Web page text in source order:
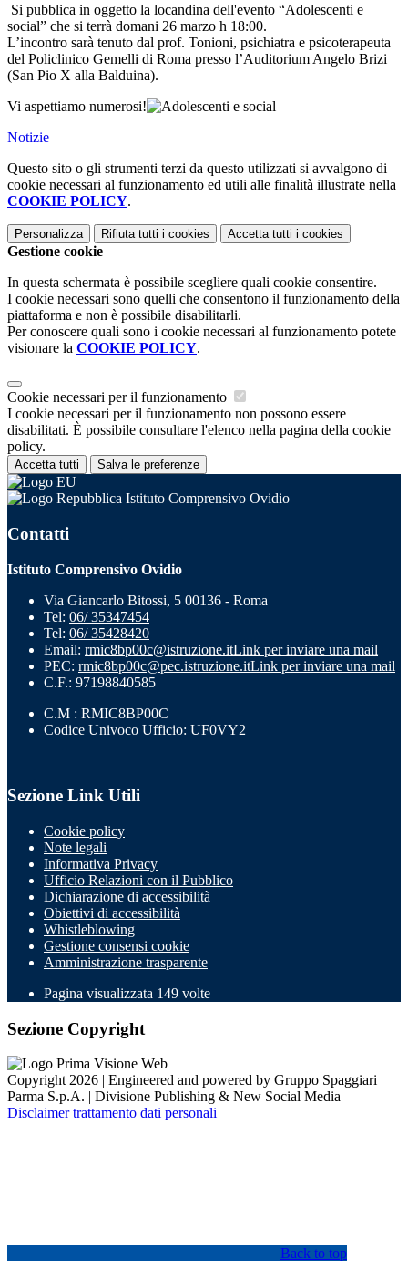
Si pubblica in oggetto la locandina dell'evento “Adolescenti e
social” che si terrà domani 26 marzo h 18:00.
L’incontro sarà tenuto dal prof. Tonioni, psichiatra e psicoterapeuta
del Policlinico Gemelli di Roma presso l’Auditorium Angelo Brizi
(San Pio X alla Balduina).
Vi aspettiamo numerosi!
Notizie
Questo sito o gli strumenti terzi da questo utilizzati si avvalgono di
cookie necessari al funzionamento ed utili alle finalità illustrate nella
COOKIE POLICY.
Personalizza Rifiuta tutti i cookies Accetta tutti i cookies
Gestione cookie
In questa schermata è possibile scegliere quali cookie consentire.
I cookie necessari sono quelli che consentono il funzionamento della
piattaforma e non è possibile disabilitarli.
Per conoscere quali sono i cookie necessari al funzionamento potete
visionare la COOKIE POLICY.
Cookie necessari per il funzionamento
I cookie necessari per il funzionamento non possono essere
disabilitati. È possibile consultare l'elenco nella pagina della cookie
policy.
Accetta tutti Salva le preferenze
Istituto Comprensivo Ovidio
Contatti
Istituto Comprensivo Ovidio
Via Giancarlo Bitossi, 5 00136 - Roma
Tel: 06/ 35347454
Tel: 06/ 35428420
Email: rmic8bp00c@istruzione.itLink per inviare una mail
PEC: rmic8bp00c@pec.istruzione.itLink per inviare una mail
C.F.: 97198840585
C.M : RMIC8BP00C
Codice Univoco Ufficio: UF0VY2
Sezione Link Utili
Cookie policy
Note legali
Informativa Privacy
Ufficio Relazioni con il Pubblico
Dichiarazione di accessibilità
Obiettivi di accessibilità
Whistleblowing
Gestione consensi cookie
Amministrazione trasparente
Pagina visualizzata 149 volte
Sezione Copyright
Copyright 2026 | Engineered and powered by Gruppo Spaggiari
Parma S.p.A. | Divisione Publishing & New Social Media
Disclaimer trattamento dati personali
Back to top